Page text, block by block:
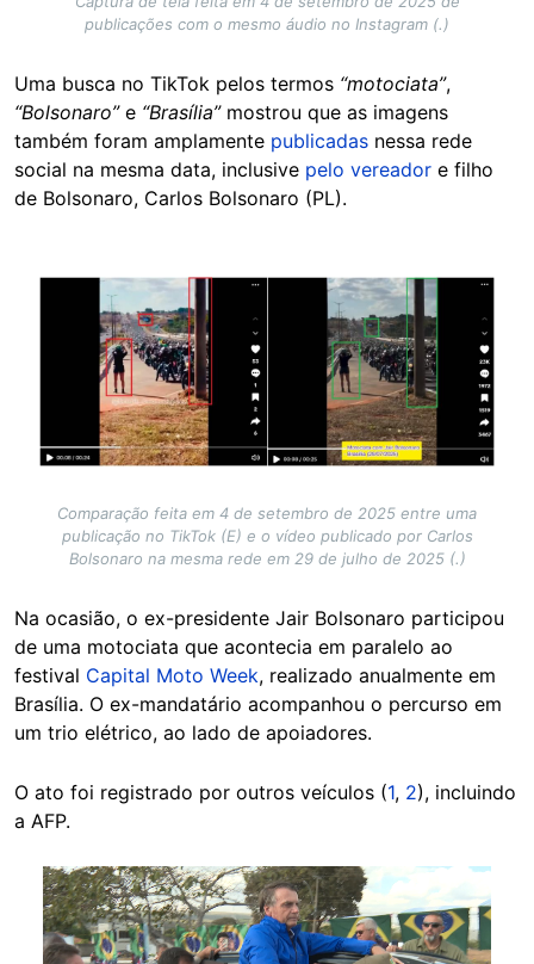
publicações com o mesmo áudio no Instagram (.)
Uma busca no TikTok pelos termos “motociata”,
“Bolsonaro”e “Brasília”mostrou que as imagens
também foram amplamente publicadas nessa rede
social na mesma data, inclusive pelo vereador e filho
de Bolsonaro, Carlos Bolsonaro (PL).
Comparação feita em 4 de setembro de 2025 entre uma
publicação no TikTok (E) e o vídeo publicado por Carlos
Bolsonaro na mesma rede em 29 de julho de 2025 (.)
Na ocasião, o ex-presidente Jair Bolsonaro participou
de uma motociata que acontecia em paralelo ao
festival Capital Moto Week, realizado anualmente em
Brasília. O ex-mandatário acompanhou o percurso em
um trio elétrico, ao lado de apoiadores.
O ato foi registrado por outros veículos (1, 2), incluindo
a AFP.